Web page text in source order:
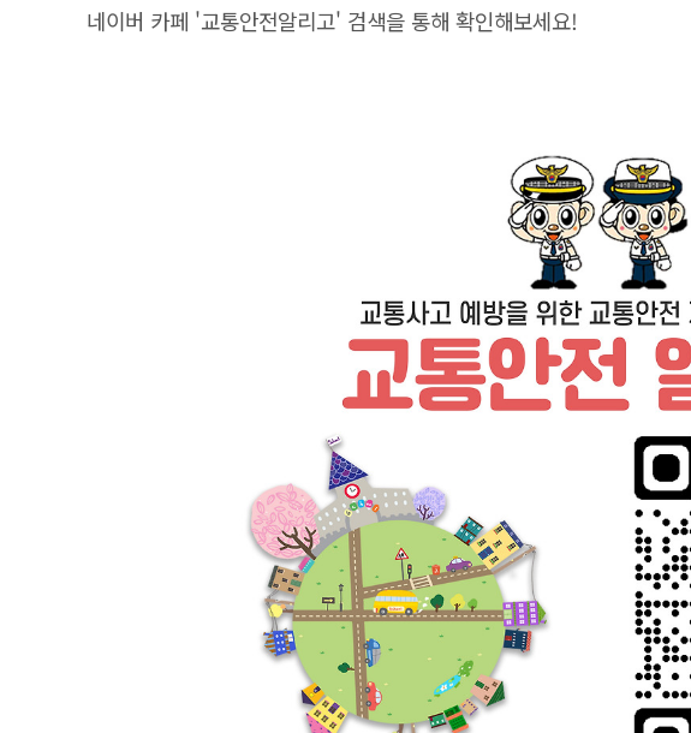
네이버 카페 '교통안전알리고' 검색을 통해 확인해보세요!